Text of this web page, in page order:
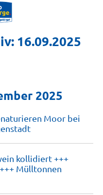
16.09.2025
2025
Moor bei
kollidiert +++
Mülltonnen